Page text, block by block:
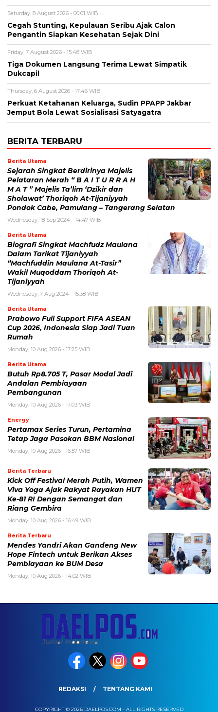
Saturday, 8 August 2026 - 00:01 WIB
Cegah Stunting, Kepulauan Seribu Ajak Calon
Pengantin Siapkan Kesehatan Sejak Dini
Friday, 7 August 2026 - 15:48 WIB
Tiga Dokumen Langsung Terima Lewat Simpatik
Dukcapil
Thursday, 6 August 2026 - 17:46 WIB
Perkuat Ketahanan Keluarga, Sudin PPAPP Jakbar
Jemput Bola Lewat Sosialisasi Satyagatra
BERITA TERBARU
Berita Utama
Sejarah Singkat Berdirinya Majelis
Pelataran Merah “ B A I T U R R A H
M A T ” Majelis Ta’lim ‘Dzikir dan
Sholawat’ Thoriqoh At-Tijaniyyah
Pondok Cabe, Pamulang – Tangerang Selatan
Wednesday, 18 Sep 2024 - 14:47 WIB
Berita Utama
Biografi Singkat Machfudz Maulana
Dalam Tarikat Tijaniyyah
“Machfuddin Maulana At-Tasir”
Wakil Muqoddam Thoriqoh At-
Tijaniyyah
Wednesday, 7 Aug 2024 - 15:38 WIB
Berita Utama
Prabowo Full Support FIFA ASEAN
Cup 2026, Indonesia Siap Jadi Tuan
Rumah
Monday, 10 Aug 2026 - 17:25 WIB
Berita Utama
Butuh Rp8.705 T, Pasar Modal Jadi
Andalan Pembiayaan
Pembangunan
Monday, 10 Aug 2026 - 17:03 WIB
Energy
Pertamax Series Turun, Pertamina
Tetap Jaga Pasokan BBM Nasional
Monday, 10 Aug 2026 - 16:57 WIB
Berita Terbaru
Kick Off Festival Merah Putih, Wamen
Viva Yoga Ajak Rakyat Rayakan HUT
Ke-81 RI Dengan Semangat dan
Riang Gembira
Monday, 10 Aug 2026 - 16:49 WIB
Berita Terbaru
Mendes Yandri Akan Gandeng New
Hope Fintech untuk Berikan Akses
Pembiayaan ke BUM Desa
Monday, 10 Aug 2026 - 14:02 WIB
REDAKSI TENTANG KAMI
COPYRIGHT © 2026 DAELPOS.COM - ALL RIGHTS RESERVED